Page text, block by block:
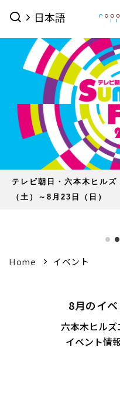
日本語
イベント
イベントTOPを見る
すべてのイベント
今月のイベント
ピックアップイベント
六本木ヒルズでは、2026
日（日）の37日間、六本
ヒルズの夏を熱く盛り上
グルメ＆ショップ
グルメ & ショップ
ショップ
ショップ一覧を見る
メンズファッション (41)
ジュエリー・ウォッチ
メディカル・ドラッグストア
ミュージアム・展望台
森美術館 東京シティビュ
森美術館 公式サイト
2026年4月29日（水・祝）
～ 9月23日（水・祝）
映画館
映画館TOPを見る
TOHOシネマズ六本
ホテル
ホテルTOPを見る
館内の
ただける3種類のお食事
六本木ヒルズ併設その
六本木ヒルズクラブ
会員制クラブ
アクセスTOPを見る
六本木
施設サービス
案内
お子さま連れ
六本木ヒルズについて
ヒルズ・ワークショップ
25日（土）〜8月16日（日
Home イベント
8月のイ
六本木ヒル
イベント情